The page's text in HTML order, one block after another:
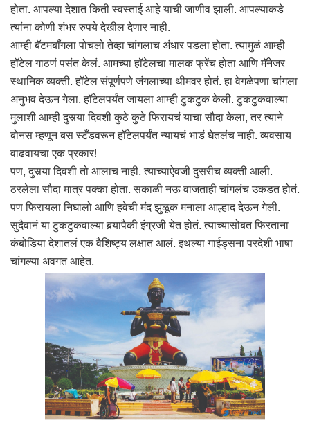
होता. आपल्या देशात किती स्वस्ताई आहे याची जाणीव झाली. आपल्याकडे
त्यांना कोणी शंभर रुपये देखील देणार नाही.
आम्ही बॅटमबाँगला पोचलो तेव्हा चांगलाच अंधार पडला होता. त्यामुळं आम्ही
हॉटेल गाठणं पसंत केलं. आमच्या हॉटेलचा मालक फ्रेंच होता आणि मॅनेजर
स्थानिक व्यक्ती. हॉटेल संपूर्णपणे जंगलाच्या थीमवर होतं. हा वेगळेपणा चांगला
अनुभव देऊन गेला. हॉटेलपर्यंत जायला आम्ही टुकटुक केली. टुकटुकवाल्या
मुलाशी आम्ही दुसर्‍या दिवशी कुठे कुठे फिरायचं याचा सौदा केला, तर त्याने
बोनस म्हणून बस स्टँडवरून हॉटेलपर्यंत न्यायचं भाडं घेतलंच नाही. व्यवसाय
वाढवायचा एक प्रकार!
पण, दुसर्‍या दिवशी तो आलाच नाही. त्याच्याऐवजी दुसरीच व्यक्ती आली.
ठरलेला सौदा मात्र पक्का होता. सकाळी नऊ वाजताही चांगलंच उकडत होतं.
पण फिरायला निघालो आणि हवेची मंद झुळूक मनाला आल्हाद देऊन गेली.
सुदैवानं या टुकटुकवाल्या बर्‍यापैकी इंग्रजी येत होतं. त्याच्यासोबत फिरताना
कंबोडिया देशातलं एक वैशिष्ट्य लक्षात आलं. इथल्या गाईड्सना परदेशी भाषा
चांगल्या अवगत आहेत.